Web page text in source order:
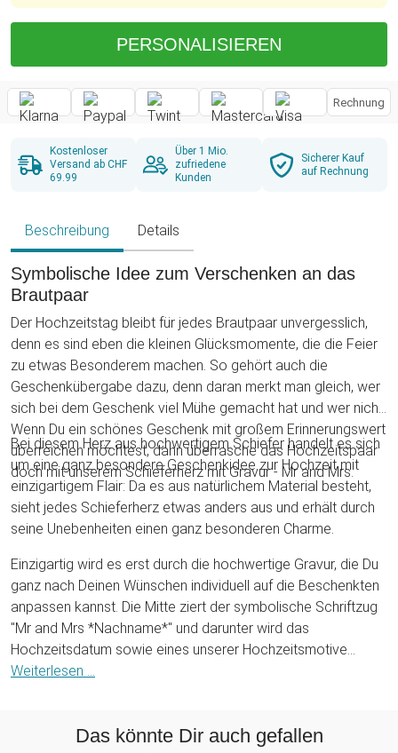
PERSONALISIEREN
Rechnung
Kostenloser
Versand ab CHF
69.99
Über 1 Mio.
zufriedene
Kunden
Sicherer Kauf
auf Rechnung
Beschreibung Details
Symbolische Idee zum Verschenken an das
Brautpaar
Der Hochzeitstag bleibt für jedes Brautpaar unvergesslich,
denn es sind eben die kleinen Glücksmomente, die die Feier
zu etwas Besonderem machen. So gehört auch die
Geschenkübergabe dazu, denn daran merkt man gleich, wer
sich bei dem Geschenk viel Mühe gemacht hat und wer nicht.
Wenn Du ein schönes Geschenk mit großem Erinnerungswert
überreichen möchtest, dann überrasche das Hochzeitspaar
doch mit unserem Schieferherz mit Gravur - Mr and Mrs.
Bei diesem Herz aus hochwertigem Schiefer handelt es sich
um eine ganz besondere Geschenkidee zur Hochzeit mit
einzigartigem Flair: Da es aus natürlichem Material besteht,
sieht jedes Schieferherz etwas anders aus und erhält durch
seine Unebenheiten einen ganz besonderen Charme.
Einzigartig wird es erst durch die hochwertige Gravur, die Du
ganz nach Deinen Wünschen individuell auf die Beschenkten
anpassen kannst. Die Mitte ziert der symbolische Schriftzug
"Mr and Mrs *Nachname*" und darunter wird das
Hochzeitsdatum sowie eines unserer Hochzeitsmotive
graviert. Überreiche dem Paar ein persönliches Geschenk zur
Weiterlesen ...
Das könnte Dir auch gefallen